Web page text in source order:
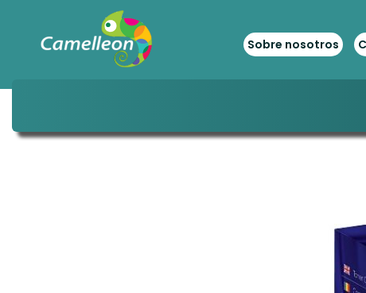
Sobre nosotros